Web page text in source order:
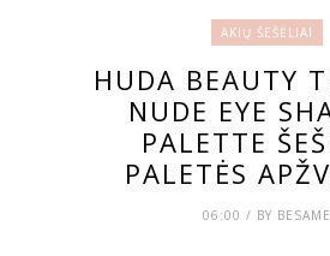
AKIŲ ŠEŠĖLIAI
HUDA BEAUTY
NUDE EYE
PALETTE
PALETĖS
06:00 / BY BESAME